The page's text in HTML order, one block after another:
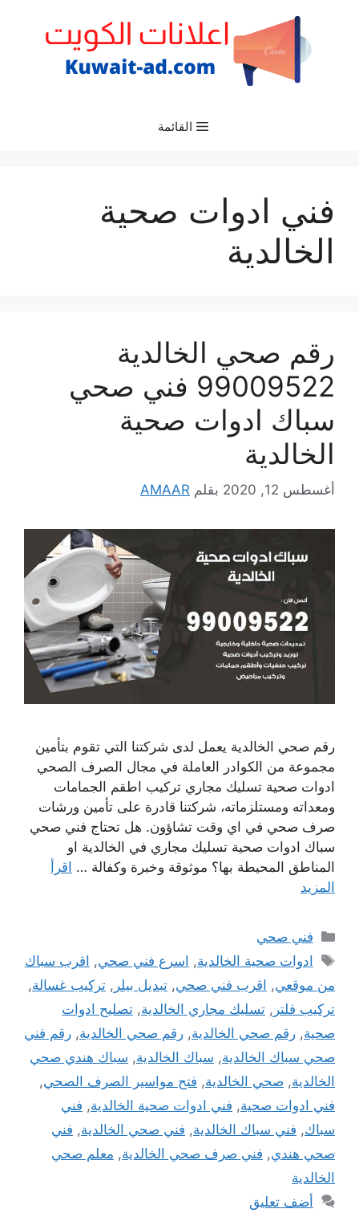
القائمة
فني ادوات صحية
الخالدية
رقم صحي الخالدية
99009522 فني صحي
سباك ادوات صحية
الخالدية
أغسطس 12, 2020 بقلم AMAAR
رقم صحي الخالدية يعمل لدى شركتنا التي تقوم بتأمين
مجموعة من الكوادر العاملة في مجال الصرف الصحي
ادوات صحية تسليك مجاري تركيب اطقم الجمامات
ومعداته ومستلزماته، شركتنا قادرة على تأمين ورشات
صرف صحي في اي وقت تشاؤون. هل تحتاج فني صحي
سباك ادوات صحية تسليك مجاري في الخالدية او
المناطق المحيطة بها؟ موثوقة وخبرة وكفالة … اقرأ
المزيد
التصنيفات
فني صحي
الوسوم
ادوات صحية الخالدية, اسرع فني صحي, اقرب سباك
من موقعي, اقرب فني صحي, تبديل بيلر , تركيب غسالة,
تركيب فلتر , تسليك مجاري الخالدية, تصليح ادوات
صحية, رقم صحي الخالدية, رقم صحي الخالدية, رقم فني
صحي سباك الخالدية, سباك الخالدية, سباك هندي صحي
الخالدية, صحي الخالدية, فتح مواسير الصرف الصحي,
فني ادوات صحية, فني ادوات صحية الخالدية, فني
سباك, فني سباك الخالدية, فني صحي الخالدية, فني
صحي هندي, فني صرف صحي الخالدية, معلم صحي
الخالدية
أضف تعليق